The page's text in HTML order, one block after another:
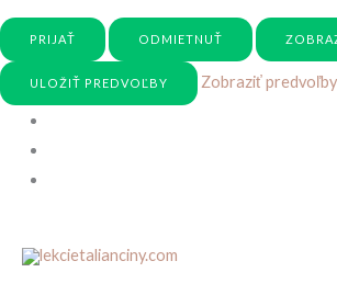
PRIJAŤ ODMIETNUŤ
ULOŽIŤ PREDVOĽBY Zobraziť predvoľby